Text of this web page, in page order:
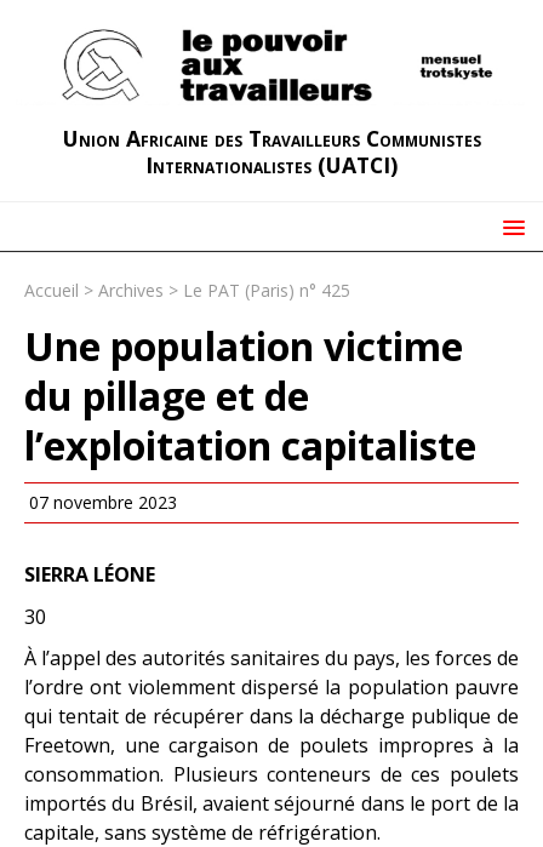
Union Africaine des Travailleurs Communistes
Internationalistes (UATCI)
Accueil > Archives > Le PAT (Paris) n° 425
Une population victime
du pillage et de
l’exploitation capitaliste
07 novembre 2023
SIERRA LÉONE
30
À l’appel des autorités sanitaires du pays, les forces de
l’ordre ont violemment dispersé la population pauvre
qui tentait de récupérer dans la décharge publique de
Freetown, une cargaison de poulets impropres à la
consommation. Plusieurs conteneurs de ces poulets
importés du Brésil, avaient séjourné dans le port de la
capitale, sans système de réfrigération.